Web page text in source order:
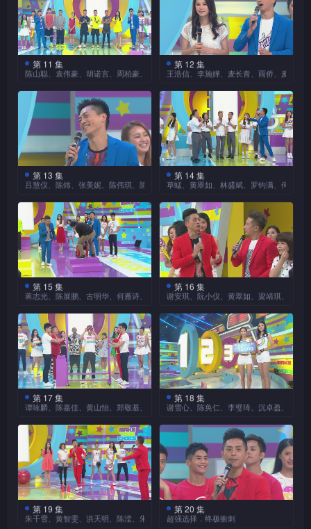
不单有人脱掉外衣，更有人赤
脚上阵，这些举动对最终的
「超强结果」，又会带来什么
影响？
人一步？「拉票」时段，绮雯
似乎信心「爆棚」，甫开赛她
的坐椅却「原封不动」，最终
较冠军多花了逾两倍时间完成
任务，何以如此「失威」？
生，因为她们平日是隐藏在萤
光幕后的配音组精英。三位
「超强女声」都有参与热播外
购剧《武则天》配音工作，分
别声演「武则天」、「徐慧」
人简短的自我介绍，猜出她们
替哪个《武》剧角色「发
声」？
竞猜问题第二关，林盛斌
（Bob）、泰臣、何远东以不
同的「武则天」造型亮相，
「爆笑」演绎媚娘入宫、受刑
及动胎气三个剧中情节，角遂
「扮嘢王」的宝座。Bob、何
远东扮演的「武则天」身材
「丰满」，似乎相当符合唐朝
时期的审美标准，主持黄翠如
更对远东的加工身形「啧啧称
奇」！面对两位「重量级」对
手的夹攻，泰臣可有出奇制胜
的对策？
雯于拉票时做出一字马，展示
身躯的柔软度。战况看似会呈
现「一面倒」的局面，结果却
令人「大跌眼镜」，不足一万
人猜中最终排名。究竟是有人
马」洛雯掩藏实力的功夫到
家？
竞赛地点接着移到室内泳
池，洪天明与陆浩明带领刘温
馨、蕊蕊、林泳淘进行「水中
闭气」比拼。为给家庭观众确
认选择前获得更多参考资料，
天明特别准备了「啜汽水」、
「吹气球」、「吹蜡烛」的小
测试，让她们展示「好气
量」。三位嘉宾下水后各有闭
气对策，温馨从容瞪眼、蕊蕊
和泳淘则闭目捏鼻，是否已预
示了「超强结果」？
定欣、杨秀惠、赵永洪、C君
与温家伟来到节目大玩游戏！
他们的临场表现，更会直接影
响观众抢积分、赢大奖的机
会。
田蕊妮和胡定欣在剧中的
网民「激赞」，主持特此安排
众演员即场分组比拼同步演
戏。秀惠与永洪、阿田与定
欣、C君与家伟参与第一关
「超强版神同步」，每组两名
成员分别隔着屏风即席演同一
段戏，让观众检视二人的「同
「人鬼姊妹花」能否再次展现
「超强默契」、大热胜出？
三组及后出战「鬼同你赛
跑」竞赛。两位拍档要站在布
袋内，并以快步急行的方式走
到终点。阿田与定欣赛前再被
视为热门，何以正式开赛却
「裹足不前」？比赛过后，阿
田、秀惠均被发现膝盖通红，
实际战况有多激烈？
《鬼同你OT》以灵异元
素为故事骨干，节目亦准备了
手錶、独立洋房、麻将三款纸
扎用品，要观众竞猜出三者的
手工精细，价格应较昂贵，主
持嘉乐则倾向用料十足的纸扎
独立屋才是「贵货」，究竟谁
的「贴士」较为准确？
金。除了原有的十份一万元现
金奖及两份五千元安慰奖之
外，更有一位幸运儿可独得十
万大元现金，开心欢度周末！
节目请来三位香港小姐朱
「飞跃进步香港小姐」，家庭
观众可按各自的喜好投选谁是
冠军。主持特别准备三位佳丽
当年的参选片段，让观众重温
她们美貌与智慧并重的风采；
三人亦要再次发挥应对刁鑽问
题的急才，表现比参选时可有
颖使出了「惊艳」全场的「撒
手锏」，更令思贝甘败下风，
究竟心颖的杀着有多厉害？
此外，为了考验三人是否
符合香港小姐的高贵大方要
求，她们亦会进行「仪态万
千」竞赛。三位佳丽要头顶书
本走到终点，然后使用特制刀
叉切开苹果，最快而「优雅
地」完成任务者胜，但三位美
女为求做出好成绩，均用力把
苹果劈为两半，似乎忘记正在
比拼仪态。千雪于赛前「出口
术」动摇心颖的信心，后者的
临场表现可有受到影响？思贝
以清爽短髮上阵，获得一致看
好，可会不负众望？
第 11 集
陈山聪、袁伟豪、胡诺言、周柏豪、邓佩仪、苏伊俊
今集以运动为主题，考验
一众嘉宾的运动实力，以及家
庭观众的竞猜眼光。
陈山聪、袁伟豪
（Ben）、胡诺言都是热爱跑
步的艺人，三位嘉宾出战「丧
烈。他们要把双脚固定在特制
的垫板上，并快速贴地移动到
终点，中途还需于不用手的情
况下「喝水」。山聪与诺言均
自称「下盘」稳健，速度方面
有优势，Ben则表示饮水「神
速」，兼且较为年轻力壮，究
周柏豪、邓佩仪
（Gloria）与香港甲一篮球选
手苏伊俊及后合演「篮球三分
王」竞赛。比赛模式参考自
NBA明星赛的射三分球大赛，
入篮次数最多及完成时间最快
者为胜。柏豪曾与伊俊一起代
表香港篮球青年军，射术不容
忽视。Gloria赛前普遍不被看
好，她能否替女生们争一口
气？伊俊身为篮球健将，自必
胸有成竹，但临场可会失手？
香蕉、苹果、橙是香港市
民经常吃到的三种水果，味
道、口感各有不同，大家又喜
欢哪一种？观众可按各自的喜
好投票，最终会开出什么超强
结「果」？
第 12 集
王浩信、李施嬅、麦长青、雨侨、麦美恩
王浩信、李施嬅、麦长青
（麦包）在剧集《楼奴》中，
为求拥有一个「安乐窝」，使
出浑身解数。三位演员亮相今
回《超强选择1分钟》，竞逐
家庭观众最喜爱的「瞓身楼
奴」，更是不惜一切！
三名嘉宾轮流躺在特制的
嘉乐的口述情节即席演戏，当
中的「凌空转身」、「倒挂金
勾」、「单手掌上压」等高难
度动作，令人拍案叫绝！为抢
选票，施嬅与浩信更突然「入
戏」，延续剧中互不相让的场
面，麦包可会「渔人得利」？
施嬅似乎未能尽兴，她及
后加入跟雨侨、麦美恩
（Mayanne）的「呼拉圈竞
赛」比拼，三位美女要扭着呼
拉圈通过各个关卡，斗快定输
赢。Mayanne赛前扬言胜出后
要森美献吻，显示无比的争胜
决心；施嬅的服饰则「暗藏」
提升战力的玄机。面对两位准
备十足的对手，雨侨又有什么
对策？《学是学非》的「是非
精」之前到临节目玩游戏赢多
输少，Mayanne能否保持姊妹
们的优秀成绩？
第 13 集
吕慧仪、陈炜、张美妮、陈伟琪、陈芷尤、陈绮雯
「长脚蟹」吕慧仪、陈
炜、张美妮三位「人妻」，平
日把家中事务打点得井然有
条。三人为了争夺「超强靓
太」宝座亮相节目，展开一番
龙争凤斗！
三位「靓太」仪表大方得
得。不过，这次「靓太竞赛」
却要她们在「矇眼」的情况下
「化妆」、穿衣，再替临时
「老公」穿戴领带，任务并不
容易。比拼前后，美妮不时受
到森美与「大师兄」钱嘉乐
「针对」，可会影响表现？陈
亦见她身手敏捷，可会轻易胜
出？慧仪手长脚长，究竟属于
争胜优势还是阻碍？
激烈竞逐及后移师愉景湾
泳滩，陈伟琪（Vicky）、陈
芷尤（Apple）、陈绮雯
（Aki）进行「滑水梯竞
赛」，斗快从11米高的巨型充
气滑梯滑下，然后通过水泡障
碍。六号（陆浩明）、
Bob（林盛斌）赛前藉着健体
动作，检视三位健康美少女的
运动细胞，但初步测试成绩能
否真正预视「超强结果」？
巴士是市民经常乘搭的交
通工具，每条巴士路线有多少
个车站，大家又是否清楚？今
集另一道竞猜题有关973、
第 14 集
草蜢、黄翠如、林盛斌、罗钧满、何佩珉
节目由开始，只见森美与
一众男、女助选团列阵？原来
「大师兄」钱嘉乐与黄翠如带
领「快乐联盟」成员蔡一智、
苏志威（苏老闆）、林盛斌
（Bob）、罗钧满、何佩珉
（Mandy）穿上校服登场，配
合今集的「校园」主题，大玩
竞猜游戏！
一智、苏老闆、Bob都已
别伙拍Mandy、钧满、翠如出
战。首个「书包抛文具」竞
赛，三组成员轮流弯身把背着
书包中的文具抛飞，最远者为
胜。赛前各人皆豪言壮语，接
战下来却有人只把文具摔在脚
边，更有一组获主持网开一面
笑？
三组及后展开「音乐堂」
竞赛，一边唱歌一边把多个水
杯上的乒乓球吹走。一智与苏
老闆于选曲上花尽心思，分别
拣选存在多个「喷气位」的歌
曲参赛，加上两人本身是歌
手，气量充足，可望佔尽优
势？翠如选唱生日歌贺嘉乐
「牛一」，最终却要拍档
Bob「出口相助」，发生了什
么事？
香港学生的数学成绩一直
在国际上名列前矛，因此主持
准备了一条「超强换算题」，
考考家庭观众的速算能力，究
第 15 集
蒋志光、陈展鹏、古明华、何雁诗、张惠雅
节目请来上周末独得十万
元奖金的家庭观众，亲身分享
赢取巨奖的喜悦，并会向大家
派发心水「贴士」。究竟她的
独到眼光能否帮助参加者选中
正确答案，成为今集得到奖金
的幸运儿？
蒋志光、古明华（古佬）
之人，这次他们联同陈展鹏以
精湛演技，考验观众的竞猜眼
光。三人分别搬运三个不同重
量的行李箱，大家要按行李箱
的重量，由重至轻排出次序。
古佬拿着行李箱下楼梯时因不
胜负荷而跌倒，莫非其行李箱
展鹏及后再与何雁诗、张
惠雅（Regen）两位女生进行
「射龙门竞赛」。各人要戴上
第 16 集
谢安琪、阮小仪、黄翠如、梁靖琪、庄思敏
《超强选择1分钟》踏入
最后一个星期，奖金再度「加
码」，每晚送出20份一万元现
金奖。另外，今个星期每晚积
分亦会累积起来，家庭观众的
5集累积分数达到三千分或以
上，即有机会独得一百万元的
终极巨奖。
大家于考取驾驶执照时，
「泊位竞赛」除了考验准绳度
之外，还要比拼完成速度，而
且在停车位前后还设置了障碍
物，一不小心碰上便会被罚加
时间，令胜负增添变数。谢安
琪（Kay）、阮小仪、黄翠如
三位「女车手」赛前均表示信
小仪及后还会挑战「三轮
车竞赛」，跟梁靖琪
（Toby）、庄思敏
第 17 集
谭咏麟、陈嘉佳、黄山怡、郑敬基、彭慧中、金刚
节目踏入最后一周，除了
每晚20个一万元奖额及2个五
千元安慰奖之外，家庭观众只
要在馀下集数答题累积满三千
分或以上，随时有机会独得一
百万元的终极大奖！
今集以「食」为主题，郑
第 18 集
谢雪心、陈奂仁、李璧琦、沉卓盈、陈嘉
今集以魔法为主题，除了
六位艺人嘉宾之外，还请来著
名魔术师甄泽权（Louis），
为节目增添魔幻元素。
在「斗长气竞赛」中，由
三大歌唱界别的高手，分别是
第 19 集
朱千雪、黄智雯、洪天明、陈滢、朱晨丽、高海宁、李漫芬、Joe Junior
第 20 集
超强选择．终极衝刺